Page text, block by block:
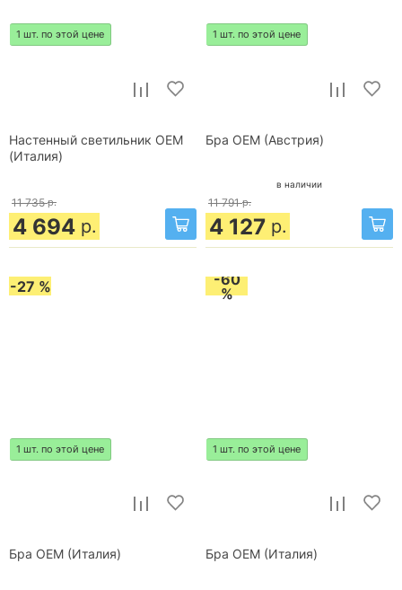
1 шт. по этой цене
Настенный светильник OEM
(Италия)
11 735 р.
4 694 р.
1 шт. по этой цене
Бра OEM (Австрия)
в наличии
11 791 р.
4 127 р.
-27 %
1 шт. по этой цене
Бра OEM (Италия)
-60
%
1 шт. по этой цене
Бра OEM (Италия)